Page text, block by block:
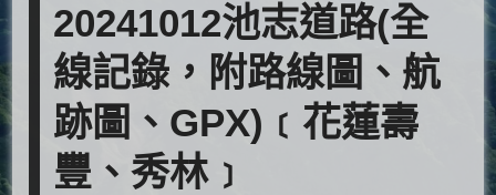
20241012池志道路(全
線記錄，附路線圖、航
跡圖、GPX)﹝花蓮壽
豐、秀林﹞